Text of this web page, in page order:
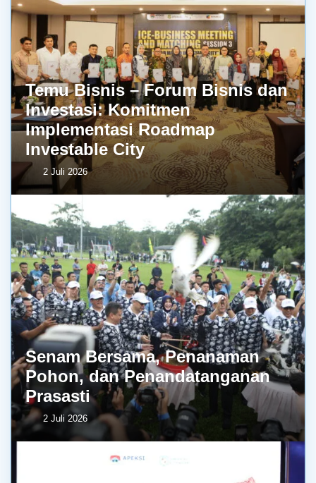
Temu Bisnis – Forum Bisnis dan
Investasi: Komitmen
Implementasi Roadmap
Investable City
2 Juli 2026
Senam Bersama, Penanaman
Pohon, dan Penandatanganan
Prasasti
2 Juli 2026